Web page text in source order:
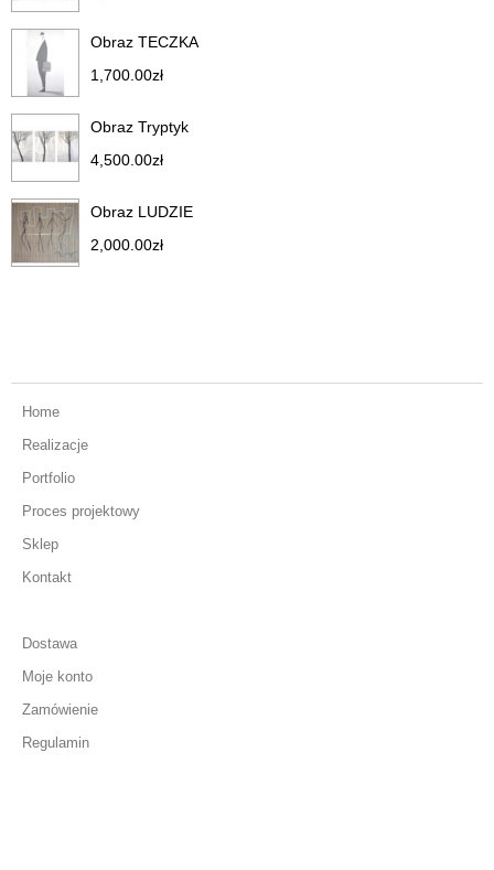
Obraz TECZKA
1,700.00zł
Obraz Tryptyk
4,500.00zł
Obraz LUDZIE
2,000.00zł
Home
Realizacje
Portfolio
Proces projektowy
Sklep
Kontakt
Dostawa
Moje konto
Zamówienie
Regulamin